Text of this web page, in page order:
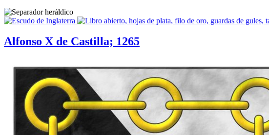
Alfonso X de Castilla; 1265